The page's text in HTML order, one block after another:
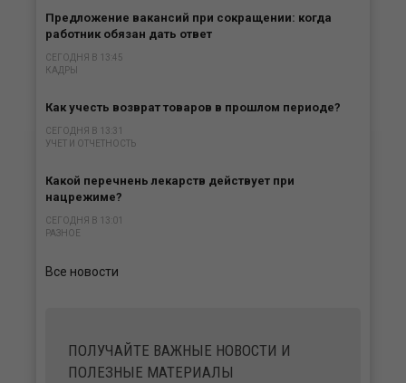
Предложение вакансий при сокращении: когда
работник обязан дать ответ
СЕГОДНЯ В 13:45
КАДРЫ
Как учесть возврат товаров в прошлом периоде?
СЕГОДНЯ В 13:31
УЧЕТ И ОТЧЕТНОСТЬ
Какой перечнень лекарств действует при
нацрежиме?
СЕГОДНЯ В 13:01
РАЗНОЕ
Все новости
ПОЛУЧАЙТЕ ВАЖНЫЕ НОВОСТИ И
ПОЛЕЗНЫЕ МАТЕРИАЛЫ